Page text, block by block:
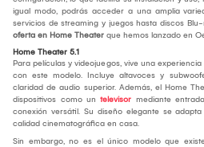
igual modo, podrás acceder a una amplia
servicios de streaming y juegos hasta discos
oferta en Home Theater que hemos lanzado en
Home Theater 5.1
Para películas y videojuegos, vive una
con este modelo. Incluye altavoces y
claridad de audio superior. Además, el Home
dispositivos como un televisor mediante
conexión versátil. Su diseño elegante se
calidad cinematográfica en casa.
Sin embargo, no es el único modelo que